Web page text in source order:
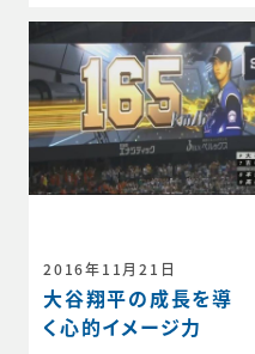
ってきた事例をケースス
タディして、最後は実際
にグループでワイワイガ
ヤガヤしながら自分たち
の目標を作りました。
2016年11月21日
大谷翔平の成長を導
く心的イメージ力